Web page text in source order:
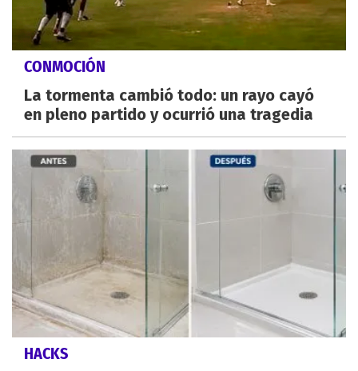
CONMOCIÓN
La tormenta cambió todo: un rayo cayó
en pleno partido y ocurrió una tragedia
HACKS